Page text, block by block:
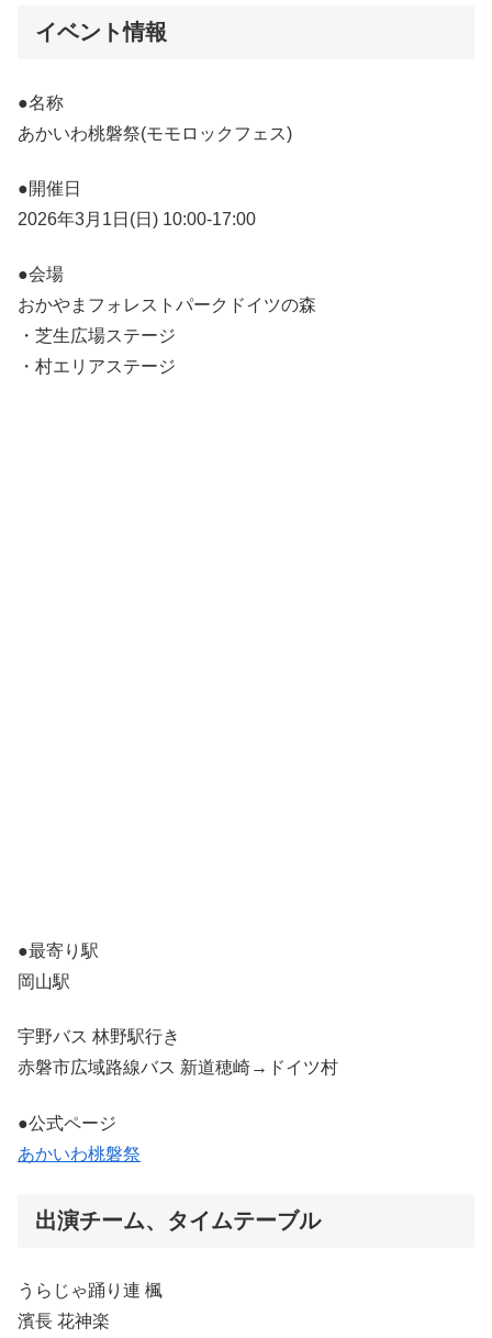
イベント情報
●名称
あかいわ桃磐祭(モモロックフェス)
●開催日
2026年3月1日(日) 10:00-17:00
●会場
おかやまフォレストパークドイツの森
・芝生広場ステージ
・村エリアステージ
●最寄り駅
岡山駅
宇野バス 林野駅行き
赤磐市広域路線バス 新道穂崎→ドイツ村
●公式ページ
あかいわ桃磐祭
出演チーム、タイムテーブル
うらじゃ踊り連 楓
濱長 花神楽